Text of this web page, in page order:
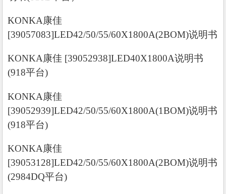
KONKA康佳
[39057083]LED42/50/55/60X1800A(2BOM)说明书
KONKA康佳 [39052938]LED40X1800A说明书
(918平台)
KONKA康佳
[39052939]LED42/50/55/60X1800A(1BOM)说明书
(918平台)
KONKA康佳
[39053128]LED42/50/55/60X1800A(2BOM)说明书
(2984DQ平台)